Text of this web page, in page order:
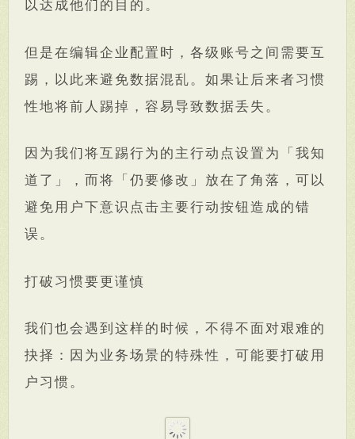
以达成他们的目的。
但是在编辑企业配置时，各级账号之间需要互
踢，以此来避免数据混乱。如果让后来者习惯
性地将前人踢掉，容易导致数据丢失。
因为我们将互踢行为的主行动点设置为「我知
道了」，而将「仍要修改」放在了角落，可以
避免用户下意识点击主要行动按钮造成的错
误。
打破习惯要更谨慎
我们也会遇到这样的时候，不得不面对艰难的
抉择：因为业务场景的特殊性，可能要打破用
户习惯。